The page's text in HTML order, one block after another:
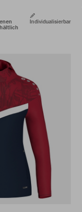
Individualisierbar